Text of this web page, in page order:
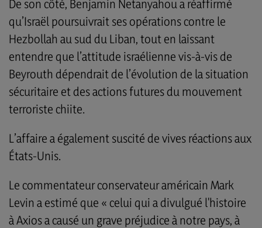
De son côté, Benjamin Netanyahou a réaffirmé
qu’Israël poursuivrait ses opérations contre le
Hezbollah au sud du Liban, tout en laissant
entendre que l’attitude israélienne vis-à-vis de
Beyrouth dépendrait de l’évolution de la situation
sécuritaire et des actions futures du mouvement
terroriste chiite.
L’affaire a également suscité de vives réactions aux
États-Unis.
Le commentateur conservateur américain Mark
Levin a estimé que « celui qui a divulgué l'histoire
à Axios a causé un grave préjudice à notre pays, à